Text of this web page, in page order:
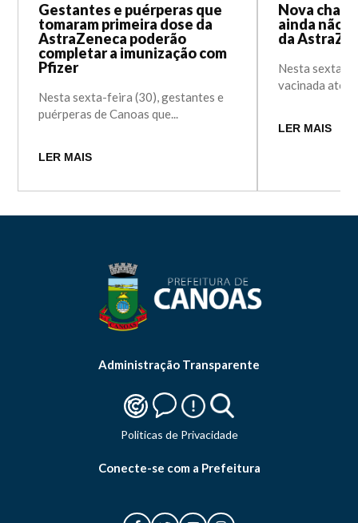
Gestantes e puérperas que
tomaram primeira dose da
AstraZeneca poderão
completar a imunização com
Pfizer
Nesta sexta-feira (30), gestantes e
puérperas de Canoas que...
LER MAIS
Nova
ainda não
da
Nesta sexta-
vacinada até
LER MAIS
Administração Transparente
Politicas de Privacidade
Conecte-se com a Prefeitura